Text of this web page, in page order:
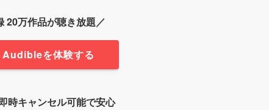
20万作品が聴き放題／
Audibleを体験する
時キャンセル可能で安心